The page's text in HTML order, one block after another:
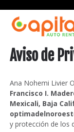
Aviso de
Ana Nohemi Livier
Francisco I.
Mexicali, Baja
y protección de los